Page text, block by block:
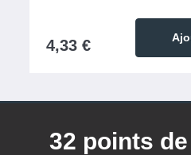
4,33 €
32 points